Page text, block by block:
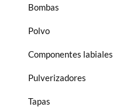
Bombas
Polvo
Componentes labiales
Pulverizadores
Tapas